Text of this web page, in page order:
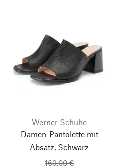
Werner Schuhe
Damen-Pantolette mit
Absatz, Schwarz
169,00 €